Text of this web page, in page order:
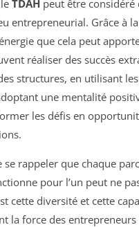
TDAH peut être considéré
entrepreneurial. Grâce à
que cela peut
réaliser des succès
structures, en utilisant
une mentalité
les défis en
rappeler que chaque
pour l’un peut ne
cette diversité et cette
la force des